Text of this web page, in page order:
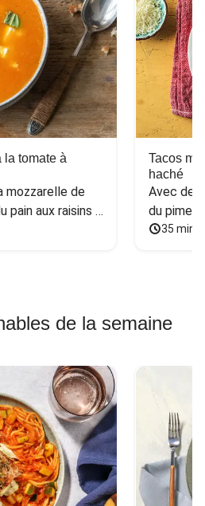
la tomate à
mozzarelle de
pain aux raisins
Tacos
haché
Avec des
du
35
de la semaine